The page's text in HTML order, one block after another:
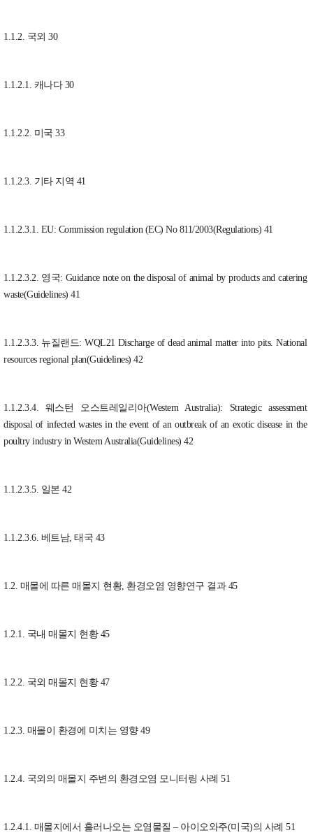
1.1.2. 국외 30
1.1.2.1. 캐나다 30
1.1.2.2. 미국 33
1.1.2.3. 기타 지역 41
1.1.2.3.1. EU: Commission regulation (EC) No 811/2003(Regulations) 41
1.1.2.3.2. 영국: Guidance note on the disposal of animal by products and catering
waste(Guidelines) 41
1.1.2.3.3. 뉴질랜드: WQL21 Discharge of dead animal matter into pits. National
resources regional plan(Guidelines) 42
1.1.2.3.4. 웨스턴 오스트레일리아(Western Australia): Strategic assessment
disposal of infected wastes in the event of an outbreak of an exotic disease in the
poultry industry in Western Australia(Guidelines) 42
1.1.2.3.5. 일본 42
1.1.2.3.6. 베트남, 태국 43
1.2. 매몰에 따른 매몰지 현황, 환경오염 영향연구 결과 45
1.2.1. 국내 매몰지 현황 45
1.2.2. 국외 매몰지 현황 47
1.2.3. 매몰이 환경에 미치는 영향 49
1.2.4. 국외의 매몰지 주변의 환경오염 모니터링 사례 51
1.2.4.1. 매몰지에서 흘러나오는 오염물질 – 아이오와주(미국)의 사례 51